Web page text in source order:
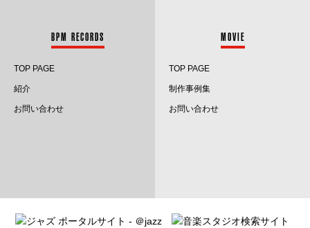
2022.5
2021.12
BPM RECORDS
TOP PAGE
紹介
お問い合わせ
MOVIE
TOP PAGE
制作事例集
お問い合わせ